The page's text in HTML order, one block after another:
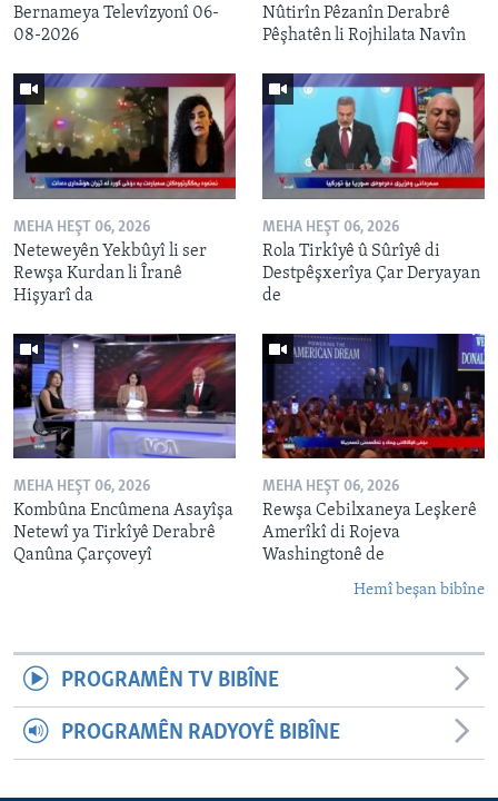
Bernameya Televîzyonî 06-
08-2026
Nûtirîn Pêzanîn Derabrê
Pêşhatên li Rojhilata Navîn
MEHA HEŞT 06, 2026
Neteweyên Yekbûyî li ser
Rewşa Kurdan li Îranê
Hişyarî da
MEHA HEŞT 06, 2026
Rola Tirkîyê û Sûrîyê di
Destpêşxerîya Çar Deryayan
de
MEHA HEŞT 06, 2026
Kombûna Encûmena Asayîşa
Netewî ya Tirkîyê Derabrê
Qanûna Çarçoveyî
MEHA HEŞT 06, 2026
Rewşa Cebilxaneya Leşkerê
Amerîkî di Rojeva
Washingtonê de
Hemî beşan bibîne
PROGRAMÊN TV BIBÎNE
PROGRAMÊN RADYOYÊ BIBÎNE